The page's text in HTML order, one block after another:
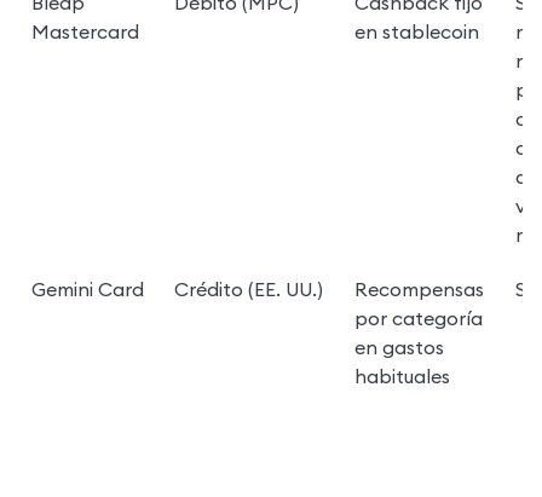
Mastercard
en stablecoin
Gemini Card Crédito (EE. UU.)
Recompensas
por categoría
en gastos
habituales